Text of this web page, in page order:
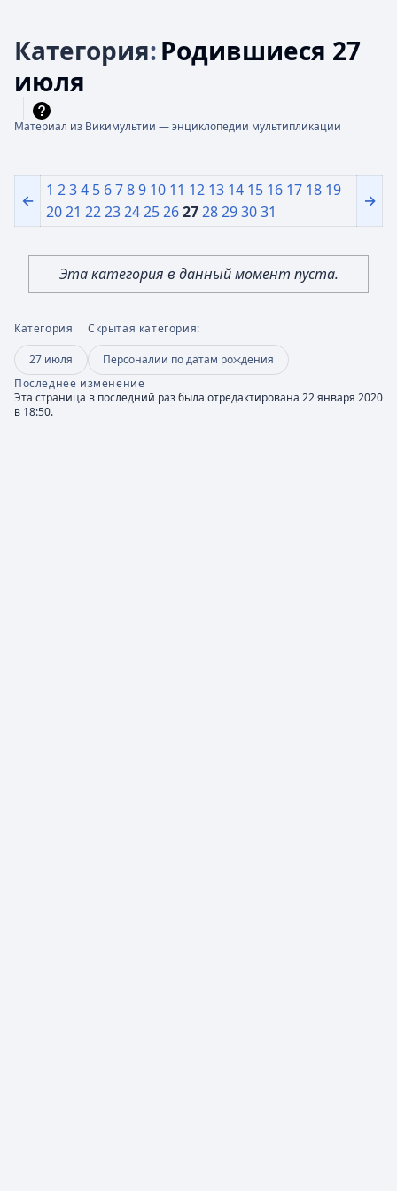
Категория:Родившиеся 27
июля
Материал из Викимультии — энциклопедии мультипликации
←
1 234 5 6789 10 11 12 13 14 15 16 17 18 19
2021 22232425262728293031
→
Эта категория в данный момент пуста.
Категория
27 июля
Скрытая категория:
Персоналии по датам рождения
Последнее изменение
Эта страница в последний раз была отредактирована 22 января 2020
в 18:50.